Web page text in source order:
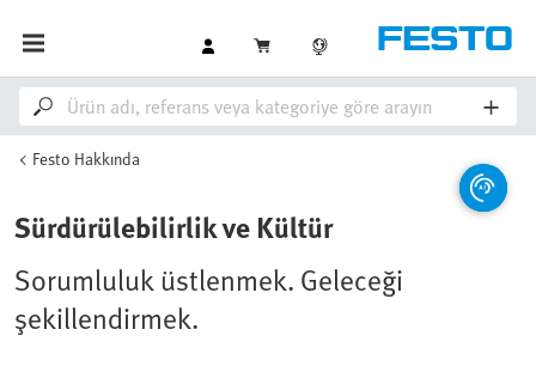
Festo Hakkında
Sürdürülebilirlik ve Kültür
Sorumluluk üstlenmek. Geleceği
şekillendirmek.